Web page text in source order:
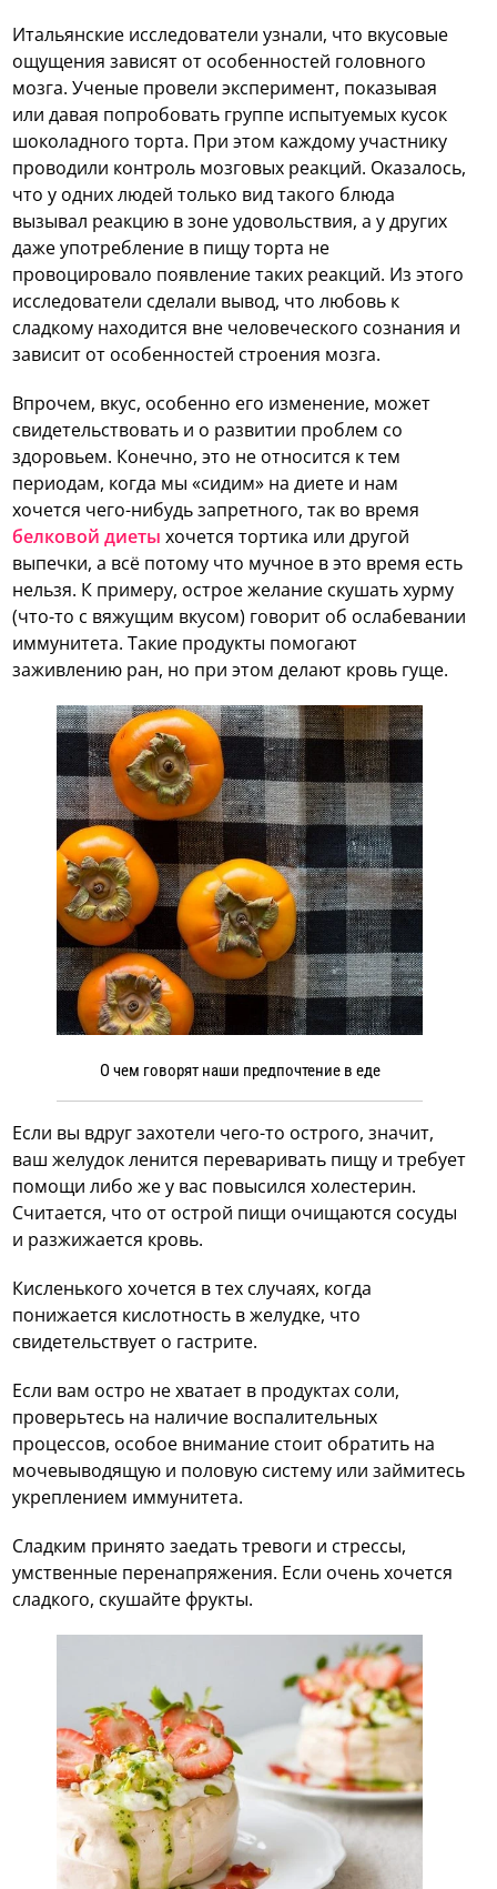
Итальянские исследователи узнали, что вкусовые
ощущения зависят от особенностей головного
мозга. Ученые провели эксперимент, показывая
или давая попробовать группе испытуемых кусок
шоколадного торта. При этом каждому участнику
проводили контроль мозговых реакций. Оказалось,
что у одних людей только вид такого блюда
вызывал реакцию в зоне удовольствия, а у других
даже употребление в пищу торта не
провоцировало появление таких реакций. Из этого
исследователи сделали вывод, что любовь к
сладкому находится вне человеческого сознания и
зависит от особенностей строения мозга.
Впрочем, вкус, особенно его изменение, может
свидетельствовать и о развитии проблем со
здоровьем. Конечно, это не относится к тем
периодам, когда мы «сидим» на диете и нам
хочется чего-нибудь запретного, так во время
белковой диеты хочется тортика или другой
выпечки, а всё потому что мучное в это время есть
нельзя. К примеру, острое желание скушать хурму
(что-то с вяжущим вкусом) говорит об ослабевании
иммунитета. Такие продукты помогают
заживлению ран, но при этом делают кровь гуще.
О чем говорят наши предпочтение в еде
Если вы вдруг захотели чего-то острого, значит,
ваш желудок ленится переваривать пищу и требует
помощи либо же у вас повысился холестерин.
Считается, что от острой пищи очищаются сосуды
и разжижается кровь.
Кисленького хочется в тех случаях, когда
понижается кислотность в желудке, что
свидетельствует о гастрите.
Если вам остро не хватает в продуктах соли,
проверьтесь на наличие воспалительных
процессов, особое внимание стоит обратить на
мочевыводящую и половую систему или займитесь
укреплением иммунитета.
Сладким принято заедать тревоги и стрессы,
умственные перенапряжения. Если очень хочется
сладкого, скушайте фрукты.